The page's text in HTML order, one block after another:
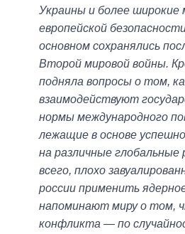
Украины и более широкие
европейской
основном сохранялись
Второй мировой войны.
подняла вопросы о том,
взаимодействуют
нормы международного
лежащие в основе
на различные глобальные
всего, плохо
россии применить
напоминают миру о том,
конфликта — по